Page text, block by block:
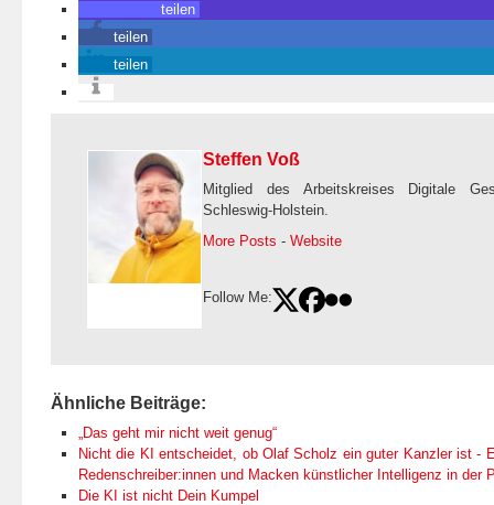
teilen
teilen
teilen
Steffen Voß
Mitglied des Arbeitskreises Digitale
Schleswig-Holstein.
More Posts -Website
Follow Me:
Ähnliche Beiträge:
„Das geht mir nicht weit genug“
Nicht die KI entscheidet, ob Olaf Scholz ein guter Kanzler ist -
Redenschreiber:innen und Macken künstlicher Intelligenz in der
Die KI ist nicht Dein Kumpel